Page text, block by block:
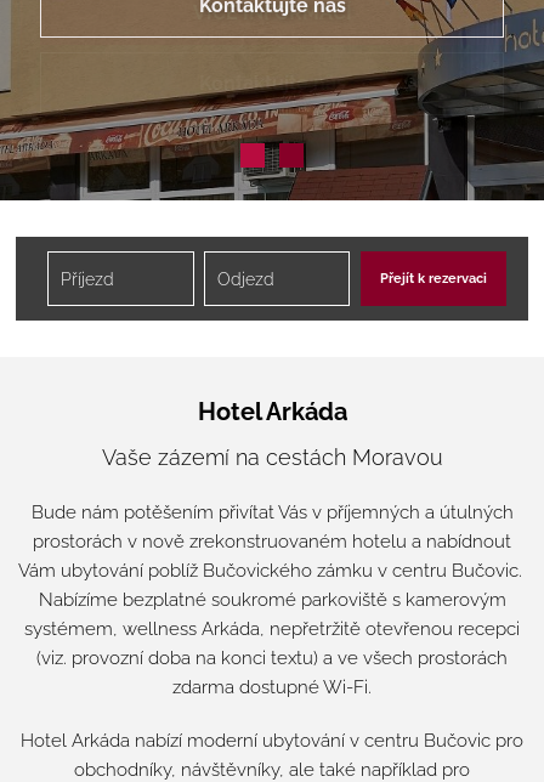
VÍCE INFORMACÍ
Kontaktujte nás
Hotel Arkáda
Vaše zázemí na cestách Moravou
Bude nám potěšením přivítat Vás v příjemných a útulných
prostorách v nově zrekonstruovaném hotelu a nabídnout
Vám ubytování poblíž Bučovického zámku v centru Bučovic.
Nabízíme bezplatné soukromé parkoviště s kamerovým
systémem, wellness Arkáda, nepřetržitě otevřenou recepci
(viz. provozní doba na konci textu) a ve všech prostorách
zdarma dostupné Wi-Fi.
Hotel Arkáda nabízí moderní ubytování v centru Bučovic pro
obchodníky, návštěvníky, ale také například pro